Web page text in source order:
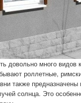
довольно много видов
роллетные,
также
солнца. Это